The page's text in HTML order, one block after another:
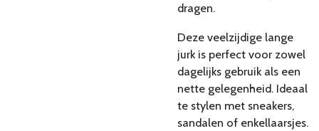
dragen.
Deze veelzijdige lange
jurk is perfect voor zowel
dagelijks gebruik als een
nette gelegenheid. Ideaal
te stylen met sneakers,
sandalen of enkellaarsjes.